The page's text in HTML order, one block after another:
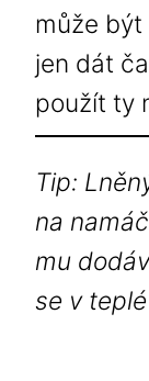
může být
jen dát
použít ty
Tip:
na
mu
se v